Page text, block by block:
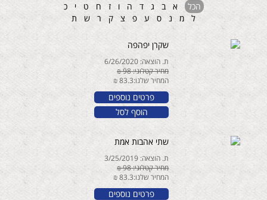
הכל א ב ג ד ה ו ז ח ט י
כ
ל
מ נ ס ע פ צ ק ר ש ת
שקרן יפהפה
ת. הוצאה: 6/26/2020
מחיר קטלוגי: 98 ₪
המחיר שלנו:83.3 ₪
פרטים נוספים
הוסף לסל
שתי אהבות אמת
ת. הוצאה: 3/25/2019
מחיר קטלוגי: 98 ₪
המחיר שלנו:83.3 ₪
פרטים נוספים